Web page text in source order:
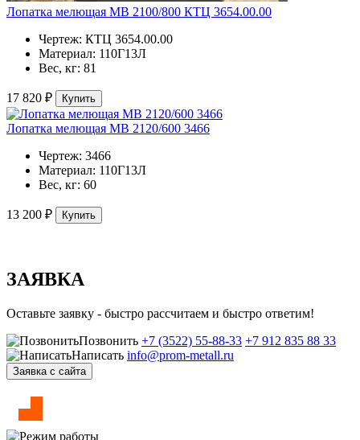
Лопатка мелющая МВ 2100/800 КТЦ 3654.00.00
Чертеж: КТЦ 3654.00.00
Материал: 110Г13Л
Вес, кг: 81
17 820 ₽ Купить
Лопатка мелющая МВ 2120/600 3466
Чертеж: 3466
Материал: 110Г13Л
Вес, кг: 60
13 200 ₽ Купить
ЗАЯВКА
Оставьте заявку - быстро рассчитаем и быстро ответим!
Позвонить +7 (3522) 55-88-33 +7 912 835 88 33
Написать info@prom-metall.ru
Заявка с сайта